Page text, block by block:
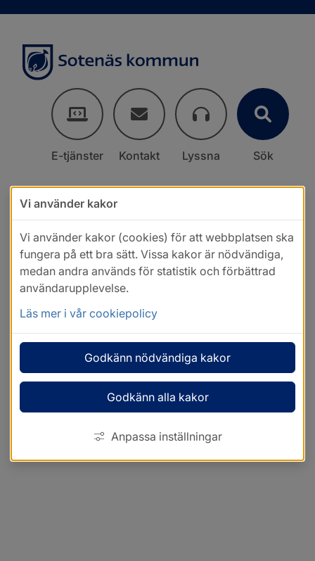
E-tjänster Kontakt Lyssna Sök
Vi använder kakor
Vi använder kakor (cookies) för att webbplatsen ska
fungera på ett bra sätt. Vissa kakor är nödvändiga,
medan andra används för statistik och förbättrad
användarupplevelse.
Läs mer i vår cookiepolicy
Godkänn nödvändiga kakor
Godkänn alla kakor
Anpassa inställningar